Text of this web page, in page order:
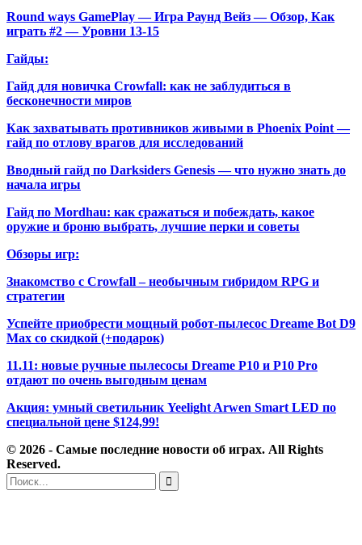
Round ways GamePlay — Игра Раунд Вейз — Обзор, Как
играть #2 — Уровни 13-15
Гайды:
Гайд для новичка Crowfall: как не заблудиться в
бесконечности миров
Как захватывать противников живыми в Phoenix Point —
гайд по отлову врагов для исследований
Вводный гайд по Darksiders Genesis — что нужно знать до
начала игры
Гайд по Mordhau: как сражаться и побеждать, какое
оружие и броню выбрать, лучшие перки и советы
Обзоры игр:
Знакомство с Crowfall – необычным гибридом RPG и
стратегии
Успейте приобрести мощный робот-пылесос Dreame Bot D9
Max со скидкой (+подарок)
11.11: новые ручные пылесосы Dreame P10 и P10 Pro
отдают по очень выгодным ценам
Акция: умный светильник Yeelight Arwen Smart LED по
специальной цене $124,99!
© 2026 - Самые последние новости об играх. All Rights
Reserved.